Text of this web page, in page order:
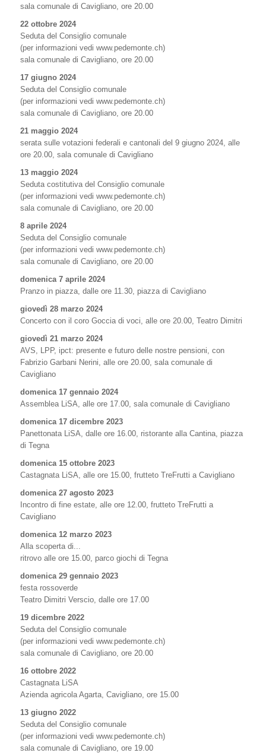
sala comunale di Cavigliano, ore 20.00
22 ottobre 2024
Seduta del Consiglio comunale
(per informazioni vedi www.pedemonte.ch)
sala comunale di Cavigliano, ore 20.00
17 giugno 2024
Seduta del Consiglio comunale
(per informazioni vedi www.pedemonte.ch)
sala comunale di Cavigliano, ore 20.00
21 maggio 2024
serata sulle votazioni federali e cantonali del 9 giugno 2024, alle
ore 20.00, sala comunale di Cavigliano
13 maggio 2024
Seduta costitutiva del Consiglio comunale
(per informazioni vedi www.pedemonte.ch)
sala comunale di Cavigliano, ore 20.00
8 aprile 2024
Seduta del Consiglio comunale
(per informazioni vedi www.pedemonte.ch)
sala comunale di Cavigliano, ore 20.00
domenica 7 aprile 2024
Pranzo in piazza, dalle ore 11.30, piazza di Cavigliano
giovedì 28 marzo 2024
Concerto con il coro Goccia di voci, alle ore 20.00, Teatro Dimitri
giovedì 21 marzo 2024
AVS, LPP, ipct: presente e futuro delle nostre pensioni, con
Fabrizio Garbani Nerini, alle ore 20.00, sala comunale di
Cavigliano
domenica 17 gennaio 2024
Assemblea LiSA, alle ore 17.00, sala comunale di Cavigliano
domenica 17 dicembre 2023
Panettonata LiSA, dalle ore 16.00, ristorante alla Cantina, piazza
di Tegna
domenica 15 ottobre 2023
Castagnata LiSA, alle ore 15.00, frutteto TreFrutti a Cavigliano
domenica 27 agosto 2023
Incontro di fine estate, alle ore 12.00, frutteto TreFrutti a
Cavigliano
domenica 12 marzo 2023
Alla scoperta di...
ritrovo alle ore 15.00, parco giochi di Tegna
domenica 29 gennaio 2023
festa rossoverde
Teatro Dimitri Verscio, dalle ore 17.00
19 dicembre 2022
Seduta del Consiglio comunale
(per informazioni vedi www.pedemonte.ch)
sala comunale di Cavigliano, ore 20.00
16 ottobre 2022
Castagnata LiSA
Azienda agricola Agarta, Cavigliano, ore 15.00
13 giugno 2022
Seduta del Consiglio comunale
(per informazioni vedi www.pedemonte.ch)
sala comunale di Cavigliano, ore 19.00